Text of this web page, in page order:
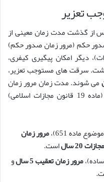
تعزیر
از گذشت مدت زمان معینی از
حکم (مرور زمان صدور حکم)
دیگر امکان پیگیری کیفری،
سرقت های مستوجب تعزیر،
می شوند. مدت زمان مرور زمان
(ماده 19 قانون مجازات اسلامی)
مرور زمان
20 سال
است.
مرور زمان تعقیب 5 سال
و